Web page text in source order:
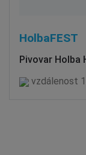
HolbaFEST
Pivovar Holba
vzdálenost